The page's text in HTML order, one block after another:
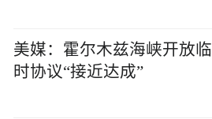
美媒：霍尔木兹海峡开放临
时协议“接近达成”